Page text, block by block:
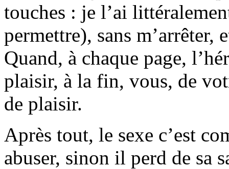
touches : je l’ai
permettre), sans m’arrêter,
Quand, à chaque page,
plaisir, à la fin, vous, de
de plaisir.
Après tout, le sexe c’est
abuser, sinon il perd de sa